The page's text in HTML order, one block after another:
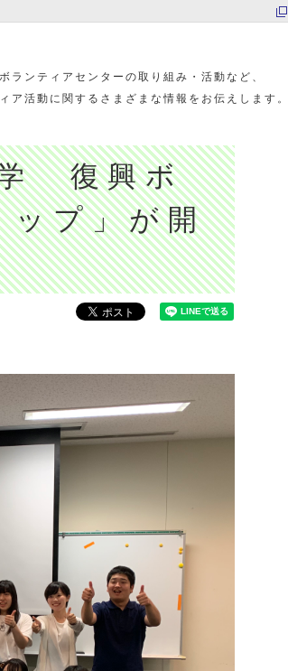
ランティアセンターの取り組み・活動など、
ア活動に関するさまざまな情報をお伝えします。
学 復興ボ
ップ」が開